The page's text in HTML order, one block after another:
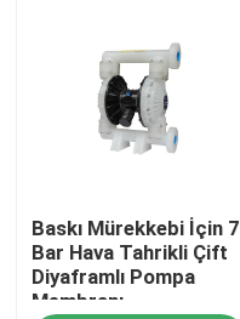
Bizimle iletişime geçin
Haberler
Bir teklif isteği
Company News
Baskı Mürekkebi İçin 7
Bar Hava Tahrikli Çift
Diyaframlı Pompa
Membranı